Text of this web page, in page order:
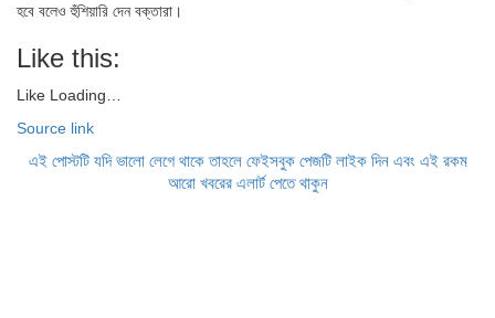
হবে বলেও হুঁশিয়ারি দেন বক্তারা।
Like this:
Like Loading…
Source link
এই পোস্টটি যদি ভালো লেগে থাকে তাহলে ফেইসবুক পেজটি লাইক দিন এবং এই রকম
আরো খবরের এলার্ট পেতে থাকুন